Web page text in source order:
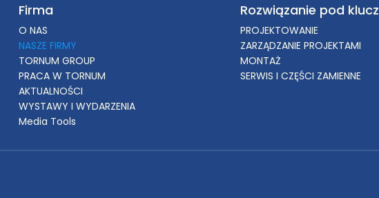
Firma
O NAS
NASZE FIRMY
TORNUM GROUP
PRACA W TORNUM
AKTUALNOŚCI
WYSTAWY I WYDARZENIA
Media Tools
Rozwiązanie pod klucz
PROJEKTOWANIE
ZARZĄDZANIE PROJEKTAMI
MONTAŻ
SERWIS I CZĘŚCI ZAMIENNE